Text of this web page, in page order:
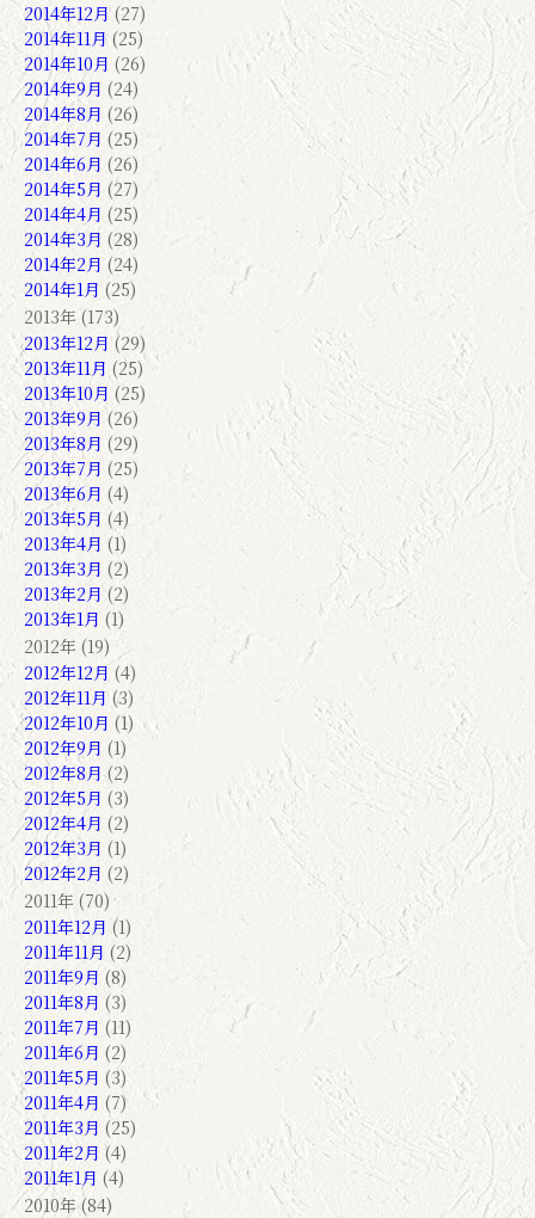
2014年12月(27)
2014年11月 (25)
2014年10月 (26)
2014年9月 (24)
2014年8月 (26)
2014年7月 (25)
2014年6月 (26)
2014年5月 (27)
2014年4月 (25)
2014年3月 (28)
2014年2月 (24)
2014年1月 (25)
2013年 (173)
2013年12月 (29)
2013年11月 (25)
2013年10月 (25)
2013年9月 (26)
2013年8月 (29)
2013年7月 (25)
2013年6月 (4)
2013年5月 (4)
2013年4月 (1)
2013年3月 (2)
2013年2月 (2)
2013年1月 (1)
2012年 (19)
2012年12月 (4)
2012年11月 (3)
2012年10月 (1)
2012年9月 (1)
2012年8月 (2)
2012年5月 (3)
2012年4月 (2)
2012年3月 (1)
2012年2月 (2)
2011年 (70)
2011年12月 (1)
2011年11月 (2)
2011年9月 (8)
2011年8月 (3)
2011年7月 (11)
2011年6月 (2)
2011年5月 (3)
2011年4月 (7)
2011年3月 (25)
2011年2月 (4)
2011年1月 (4)
2010年 (84)